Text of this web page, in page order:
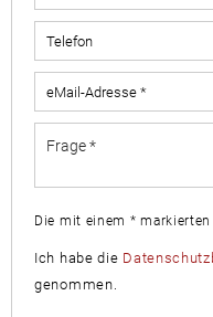
Die mit einem *
Ich habe die
genommen.